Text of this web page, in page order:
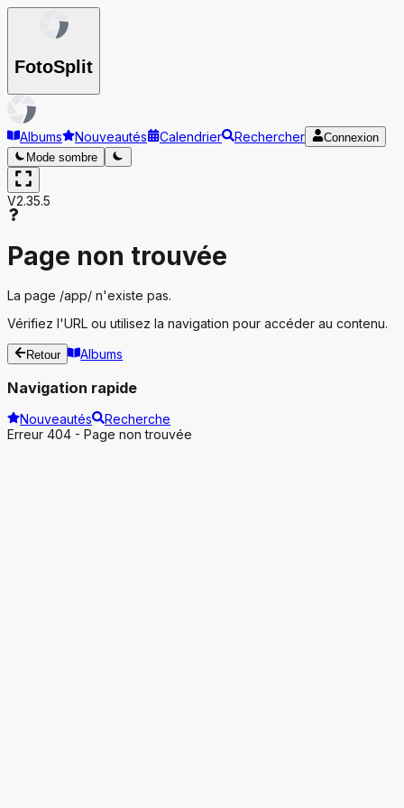
FotoSplit
Albums Nouveautés Calendrier Rechercher
Connexion
Mode sombre
V2.35.5
Page non trouvée
La page /app/ n'existe pas.
Vérifiez l'URL ou utilisez la navigation pour accéder au contenu.
Retour Albums
Navigation rapide
Nouveautés
Recherche
Erreur 404 - Page non trouvée